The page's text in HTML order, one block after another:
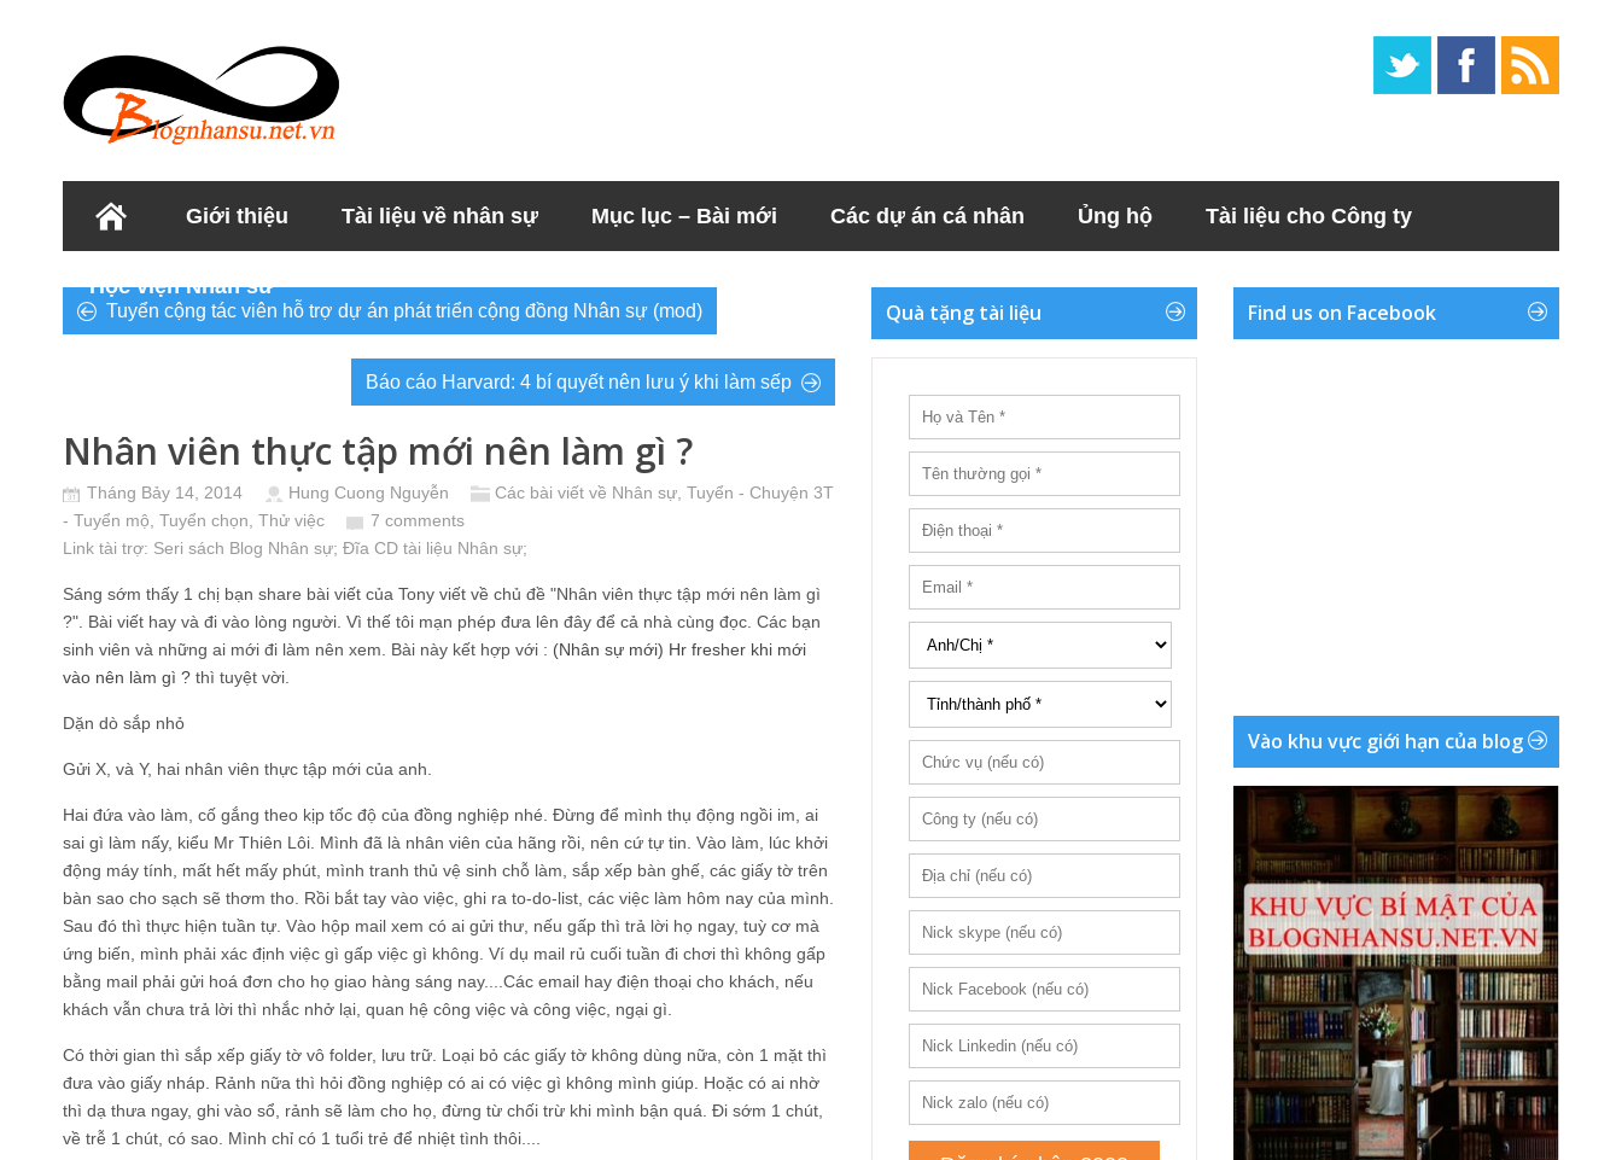
Giới thiệu Tài liệu về nhân sự Mục lục – Bài mới Các dự án cá nhân Ủng hộ Tài liệu cho Công ty
Học viện Nhân sư
Tuyển cộng tác viên hỗ trợ dự án phát triển cộng đồng Nhân sự (mod)
Báo cáo Harvard: 4 bí quyết nên lưu ý khi làm sếp
Nhân viên thực tập mới nên làm gì ?
Tháng Bảy 14, 2014 Hung Cuong Nguyễn Các bài viết về Nhân sự Tuyển - Chuyện 3T
- Tuyển mộ, Tuyển chọn, Thử việc
7 comments
Link tài trợ: Seri sách Blog Nhân sự; Đĩa CD tài liệu Nhân sự;
Sáng sớm thấy 1 chị bạn share bài viết của Tony viết về chủ đề "Nhân viên thực tập mới nên làm gì
?". Bài viết hay và đi vào lòng người. Vì thế tôi mạn phép đưa lên đây để cả nhà cùng đọc. Các bạn
sinh viên và những ai mới đi làm nên xem. Bài này kết hợp với : (Nhân sự mới) Hr fresher khi mới
vào nên làm gì ? thì tuyệt vời.
Dặn dò sắp nhỏ
Gửi X, và Y, hai nhân viên thực tập mới của anh.
Hai đứa vào làm, cố gắng theo kịp tốc độ của đồng nghiệp nhé. Đừng để mình thụ động ngồi im, ai
sai gì làm nấy, kiểu Mr Thiên Lôi. Mình đã là nhân viên của hãng rồi, nên cứ tự tin. Vào làm, lúc khởi
động máy tính, mất hết mấy phút, mình tranh thủ vệ sinh chỗ làm, sắp xếp bàn ghế, các giấy tờ trên
bàn sao cho sạch sẽ thơm tho. Rồi bắt tay vào việc, ghi ra to-do-list, các việc làm hôm nay của mình.
Sau đó thì thực hiện tuần tự. Vào hộp mail xem có ai gửi thư, nếu gấp thì trả lời họ ngay, tuỳ cơ mà
ứng biến, mình phải xác định việc gì gấp việc gì không. Ví dụ mail rủ cuối tuần đi chơi thì không gấp
bằng mail phải gửi hoá đơn cho họ giao hàng sáng nay....Các email hay điện thoại cho khách, nếu
khách vẫn chưa trả lời thì nhắc nhở lại, quan hệ công việc và công việc, ngại gì.
Có thời gian thì sắp xếp giấy tờ vô folder, lưu trữ. Loại bỏ các giấy tờ không dùng nữa, còn 1 mặt thì
đưa vào giấy nháp. Rảnh nữa thì hỏi đồng nghiệp có ai có việc gì không mình giúp. Hoặc có ai nhờ
thì dạ thưa ngay, ghi vào sổ, rảnh sẽ làm cho họ, đừng từ chối trừ khi mình bận quá. Đi sớm 1 chút,
về trễ 1 chút, có sao. Mình chỉ có 1 tuổi trẻ để nhiệt tình thôi....
Quà tặng tài liệu Find us on Facebook
Vào khu vực giới hạn của blog